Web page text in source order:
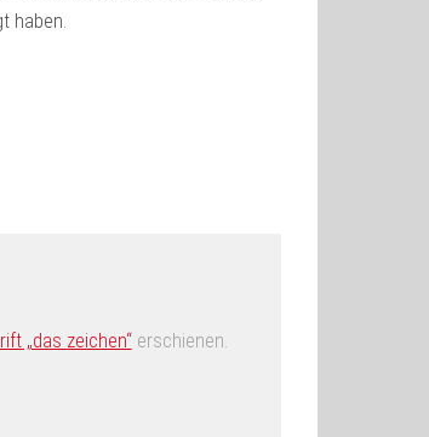
haben.
„das zeichen“erschienen.